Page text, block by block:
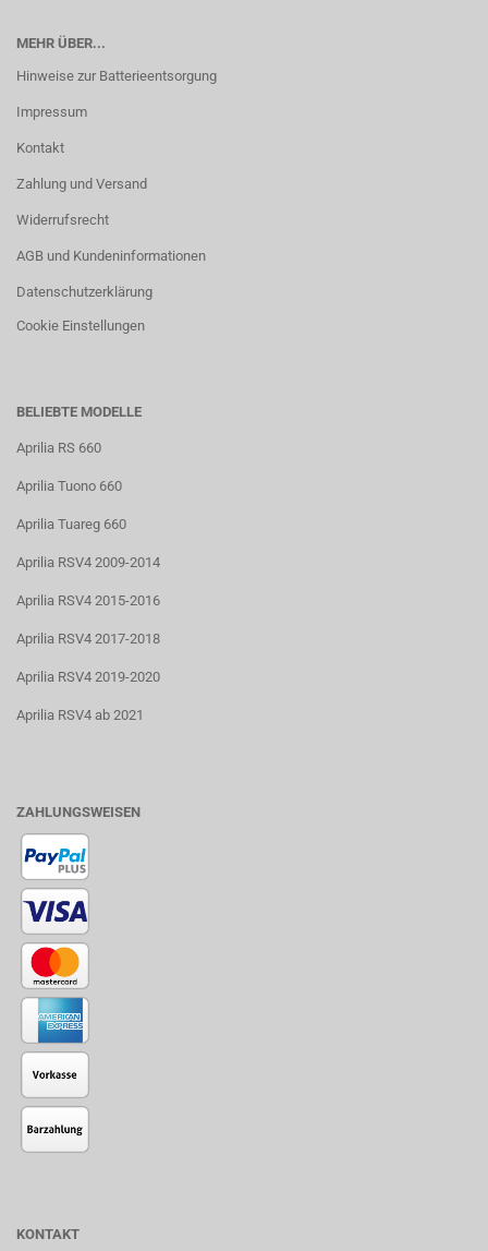
MEHR ÜBER...
Hinweise zur Batterieentsorgung
Impressum
Kontakt
Zahlung und Versand
Widerrufsrecht
AGB und Kundeninformationen
Datenschutzerklärung
Cookie Einstellungen
BELIEBTE MODELLE
Aprilia RS 660
Aprilia Tuono 660
Aprilia Tuareg 660
Aprilia RSV4 2009-2014
Aprilia RSV4 2015-2016
Aprilia RSV4 2017-2018
Aprilia RSV4 2019-2020
Aprilia RSV4 ab 2021
ZAHLUNGSWEISEN
KONTAKT